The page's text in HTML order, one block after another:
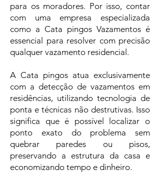
para os moradores. Por isso, contar
com uma empresa especializada
como a Cata pingos Vazamentos é
essencial para resolver com precisão
qualquer vazamento residencial.
A Cata pingos atua exclusivamente
com a detecção de vazamentos em
residências, utilizando tecnologia de
ponta e técnicas não destrutivas. Isso
significa que é possível localizar o
ponto exato do problema sem
quebrar paredes ou pisos,
preservando a estrutura da casa e
economizando tempo e dinheiro.